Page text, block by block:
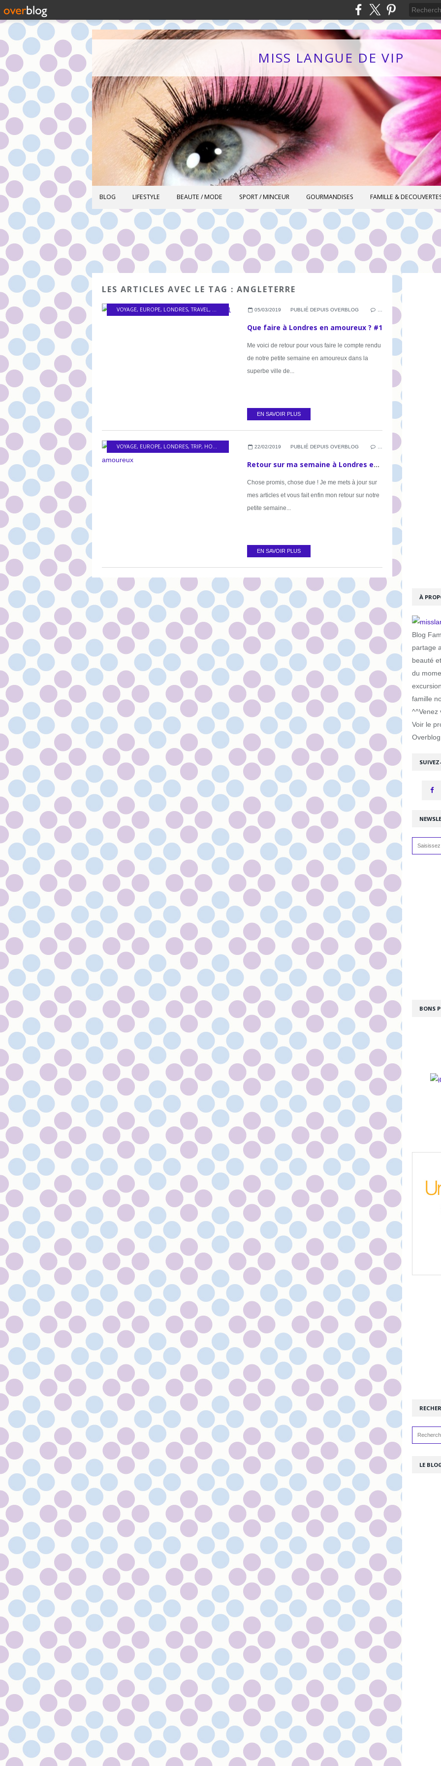
MISS LANGUE DE VIP
BLOG LIFESTYLE BEAUTE / MODE SPORT / MINCEUR GOURMANDISES FAMILLE &
LES ARTICLES AVEC LE TAG : ANGLETERRE
VOYAGE, EUROPE, LONDRES,TRAVEL, ANGLETERRE HOLIDAY
05/03/2019 PUBLIÉ DEPUIS OVERBLOG
Que faire à Londres en amoureux ? #1
Me voici de retour pour vous faire le compte rendu
de notre petite semaine en amoureux dans la
superbe ville de...
EN SAVOIR PLUS
VOYAGE, EUROPE, LONDRES,TRIP, HOLIDAY INSTATRAVEL,ANGLETERRE
22/02/2019 PUBLIÉ DEPUIS OVERBLOG
Retour sur ma semaine à Londres en amoureux
Chose promis, chose due ! Je me mets à jour sur
mes articles et vous fait enfin mon retour sur notre
petite semaine...
EN SAVOIR PLUS
À
Blog
partage
beauté
du
famille
^^Venez
Voir le
Overblog
BONS
LE